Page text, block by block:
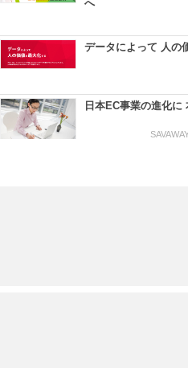
へ
データによって 人の
日本EC事業の進化に